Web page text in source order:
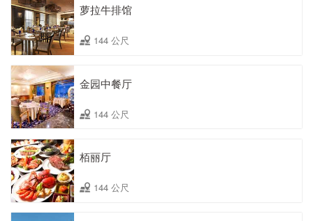
萝拉牛排馆
144 公尺
金园中餐厅
144 公尺
栢丽厅
144 公尺